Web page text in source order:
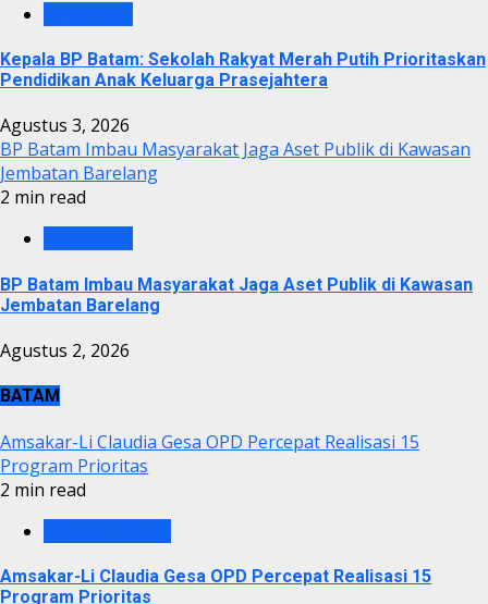
Kepala BP Batam: Sekolah Rakyat Merah Putih Prioritaskan
Pendidikan Anak Keluarga Prasejahtera
Agustus 3, 2026
BP Batam Imbau Masyarakat Jaga Aset Publik di Kawasan
Jembatan Barelang
2 min read
BP Batam Imbau Masyarakat Jaga Aset Publik di Kawasan
Jembatan Barelang
Agustus 2, 2026
BATAM
Amsakar-Li Claudia Gesa OPD Percepat Realisasi 15
Program Prioritas
2 min read
Amsakar-Li Claudia Gesa OPD Percepat Realisasi 15
Program Prioritas